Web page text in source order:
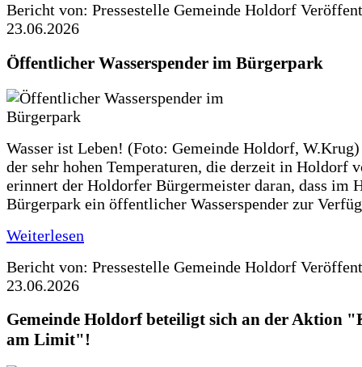
Bericht von: Pressestelle Gemeinde Holdorf
23.06.2026
Öffentlicher Wasserspender im Bürgerpark
Wasser ist Leben! (Foto: Gemeinde Holdorf,
der sehr hohen Temperaturen, die derzeit in Holdorf
erinnert der Holdorfer Bürgermeister daran, dass im
Bürgerpark ein öffentlicher Wasserspender zur
Weiterlesen
Bericht von: Pressestelle Gemeinde Holdorf
23.06.2026
Gemeinde Holdorf beteiligt sich an der Aktion
am Limit"!